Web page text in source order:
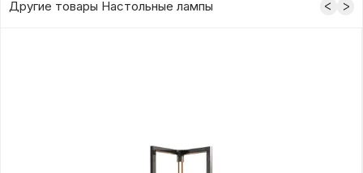
Другие товары Настольные лампы